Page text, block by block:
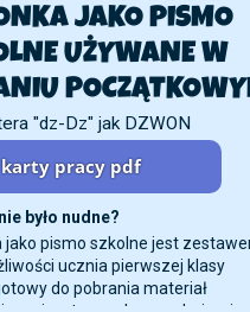
JAKO PISMO
UŻYWANE
NAUCZANIU
"dz-Dz" jak DZWON
karty pracy pdf
było nudne?
pismo szkolne jest
ucznia pierwszej klasy